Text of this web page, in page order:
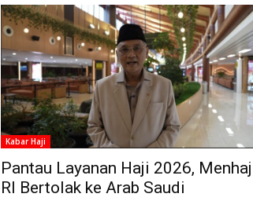
Kabar Haji
Pantau Layanan Haji 2026, Menhaj
RI Bertolak ke Arab Saudi